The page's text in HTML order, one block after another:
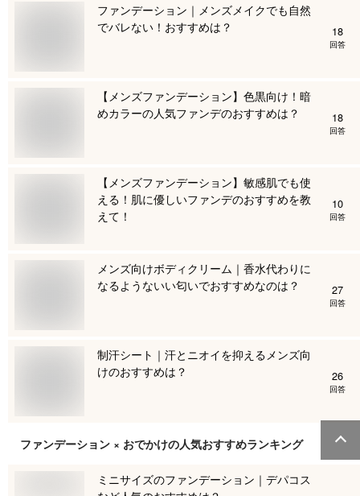
ファンデーション｜メンズメイクでも自然
でバレない！おすすめは？
18
回答
【メンズファンデーション】色黒向け！暗
めカラーの人気ファンデのおすすめは？
18
回答
【メンズファンデーション】敏感肌でも使
える！肌に優しいファンデのおすすめを教
えて！
10
回答
メンズ向けボディクリーム｜香水代わりに
なるようないい匂いでおすすめなのは？
27
回答
制汗シート｜汗とニオイを抑えるメンズ向
けのおすすめは？
26
回答
ファンデーション × おでかけの人気おすすめランキング
ミニサイズのファンデーション｜デパコス